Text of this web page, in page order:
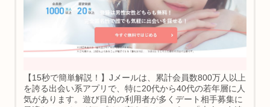
【15秒で簡単解説！】Jメールは、累計会員数800万人以上
を誇る出会い系アプリで、特に20代から40代の若年層に人
気があります。遊び目的の利用者が多くデート相手募集に